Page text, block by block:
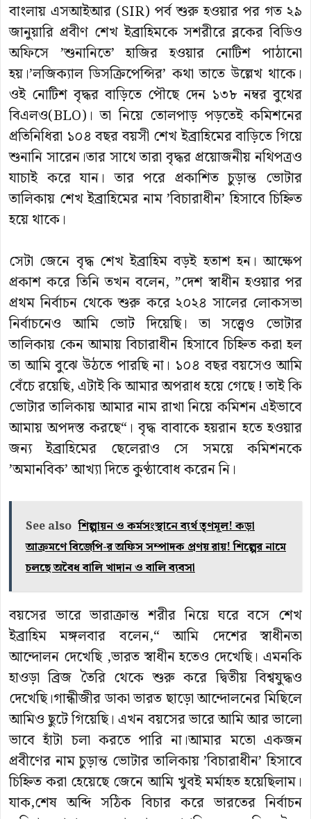
বাংলায় এসআইআর (SIR) পর্ব শুরু হওয়ার পর গত ২৯
জানুয়ারি প্রবীণ শেখ ইব্রাহিমকে সশরীরে ব্লকের বিডিও
অফিসে ’শুনানিতে’ হাজির হওয়ার নোটিশ পাঠানো
হয়।’লজিক্যাল ডিসক্রিপেন্সির’ কথা তাতে উল্লেখ থাকে।
ওই নোটিশ বৃদ্ধর বাড়িতে পৌছে দেন ১৩৮ নম্বর বুথের
বিএলও(BLO)। তা নিয়ে তোলপাড় পড়তেই কমিশনের
প্রতিনিধিরা ১০৪ বছর বয়সী শেখ ইব্রাহিমের বাড়িতে গিয়ে
শুনানি সারেন।তার সাথে তারা বৃদ্ধর প্রয়োজনীয় নথিপত্রও
যাচাই করে যান। তার পরে প্রকাশিত চুড়ান্ত ভোটার
তালিকায় শেখ ইব্রাহিমের নাম ’বিচারাধীন’ হিসাবে চিহ্নিত
হয়ে থাকে।
সেটা জেনে বৃদ্ধ শেখ ইব্রাহিম বড়ই হতাশ হন। আক্ষেপ
প্রকাশ করে তিনি তখন বলেন, ”দেশ স্বাধীন হওয়ার পর
প্রথম নির্বাচন থেকে শুরু করে ২০২৪ সালের লোকসভা
নির্বাচনেও আমি ভোট দিয়েছি। তা সত্ত্বেও ভোটার
তালিকায় কেন আমায় বিচারাধীন হিসাবে চিহ্নিত করা হল
তা আমি বুঝে উঠতে পারছি না। ১০৪ বছর বয়সেও আমি
বেঁচে রয়েছি, এটাই কি আমার অপরাধ হয়ে গেছে ! তাই কি
ভোটার তালিকায় আমার নাম রাখা নিয়ে কমিশন এইভাবে
আমায় অপদস্ত করছে“। বৃদ্ধ বাবাকে হয়রান হতে হওয়ার
জন্য ইব্রাহিমের ছেলেরাও সে সময়ে কমিশনকে
’অমানবিক’ আখ্যা দিতে কুণ্ঠাবোধ করেন নি।
See also শিল্পায়ন ও কর্মসংস্থানে ব্যর্থ তৃণমূল! কড়া
আক্রমণে বিজেপি-র অফিস সম্পাদক প্রণয় রায়! শিল্পের নামে
চলছে অবৈধ বালি খাদান ও বালি ব্যবসা
বয়সের ভারে ভারাক্রান্ত শরীর নিয়ে ঘরে বসে শেখ
ইব্রাহিম মঙ্গলবার বলেন,“ আমি দেশের স্বাধীনতা
আন্দোলন দেখেছি ,ভারত স্বাধীন হতেও দেখেছি। এমনকি
হাওড়া ব্রিজ তৈরি থেকে শুরু করে দ্বিতীয় বিশ্বযুদ্ধও
দেখেছি।গান্ধীজীর ডাকা ভারত ছাড়ো আন্দোলনের মিছিলে
আমিও ছুটে গিয়েছি। এখন বয়সের ভারে আমি আর ভালো
ভাবে হাঁটা চলা করতে পারি না।আমার মতো একজন
প্রবীণের নাম চুড়ান্ত ভোটার তালিকায় ’বিচারাধীন’ হিসাবে
চিহ্নিত করা হেয়েছে জেনে আমি খুবই মর্মাহত হয়েছিলাম।
যাক,শেষ অব্দি সঠিক বিচার করে ভারতের নির্বাচন